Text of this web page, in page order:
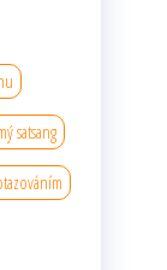
satsang